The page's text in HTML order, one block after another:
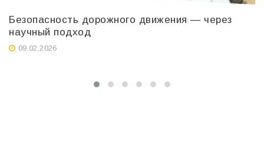
Безопасность дорожного движения — через
научный подход
09.02.2026